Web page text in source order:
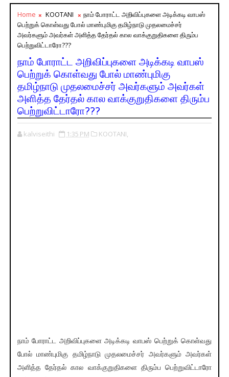
Home KOOTANI
நாம் போராட்ட அறிவிப்புகளை அடிக்கடி வாபஸ்
பெற்றுக் கொள்வது போல் மாண்புமிகு தமிழ்நாடு முதலமைச்சர்
அவர்களும் அவர்கள் அளித்த தேர்தல் கால வாக்குறுதிகளை திரும்ப
பெற்றுவிட்டாரோ???
நாம் போராட்ட அறிவிப்புகளை அடிக்கடி வாபஸ்
பெற்றுக் கொள்வது போல் மாண்புமிகு
தமிழ்நாடு முதலமைச்சர் அவர்களும் அவர்கள்
அளித்த தேர்தல் கால வாக்குறுதிகளை திரும்ப
பெற்றுவிட்டாரோ???
kalviseithi 1:35 PM KOOTANI,
நாம் போராட்ட அறிவிப்புகளை அடிக்கடி வாபஸ் பெற்றுக் கொள்வது
போல் மாண்புமிகு தமிழ்நாடு முதலமைச்சர் அவர்களும் அவர்கள்
அளித்த தேர்தல் கால வாக்குறுதிகளை திரும்ப பெற்றுவிட்டாரோ